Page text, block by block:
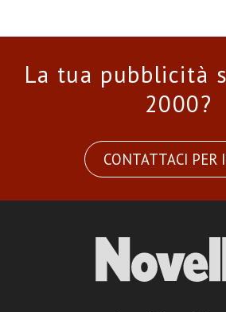
La tua pubblicità
2000?
CONTATTACI PER